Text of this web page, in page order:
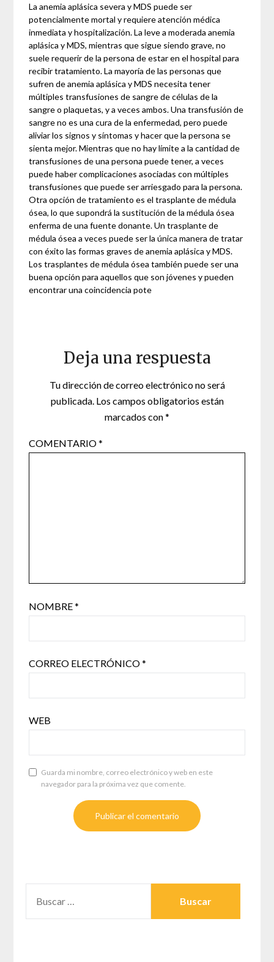
La anemia aplásica severa y MDS puede ser
potencialmente mortal y requiere atención médica
inmediata y hospitalización. La leve a moderada anemia
aplásica y MDS, mientras que sigue siendo grave, no
suele requerir de la persona de estar en el hospital para
recibir tratamiento. La mayoría de las personas que
sufren de anemia aplásica y MDS necesita tener
múltiples transfusiones de sangre de células de la
sangre o plaquetas, y a veces ambos. Una transfusión de
sangre no es una cura de la enfermedad, pero puede
aliviar los signos y síntomas y hacer que la persona se
sienta mejor. Mientras que no hay límite a la cantidad de
transfusiones de una persona puede tener, a veces
puede haber complicaciones asociadas con múltiples
transfusiones que puede ser arriesgado para la persona.
Otra opción de tratamiento es el trasplante de médula
ósea, lo que supondrá la sustitución de la médula ósea
enferma de una fuente donante. Un trasplante de
médula ósea a veces puede ser la única manera de tratar
con éxito las formas graves de anemia aplásica y MDS.
Los trasplantes de médula ósea también puede ser una
buena opción para aquellos que son jóvenes y pueden
encontrar una coincidencia pote
Deja una respuesta
Tu dirección de correo electrónico no será
publicada. Los campos obligatorios están
marcados con*
COMENTARIO*
NOMBRE*
CORREO ELECTRÓNICO*
WEB
Guarda mi nombre, correo electrónico y web en este
navegador para la próxima vez que comente.